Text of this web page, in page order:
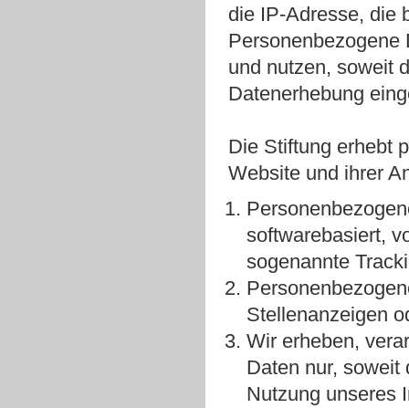
die IP-Adresse, die
Personenbezogene
und nutzen, soweit
Datenerhebung
Die Stiftung erhebt
Website und ihrer
softwarebasiert,
sogenannte
Stellenanzeigen
Wir erheben,
Daten nur, soweit
Nutzung unseres